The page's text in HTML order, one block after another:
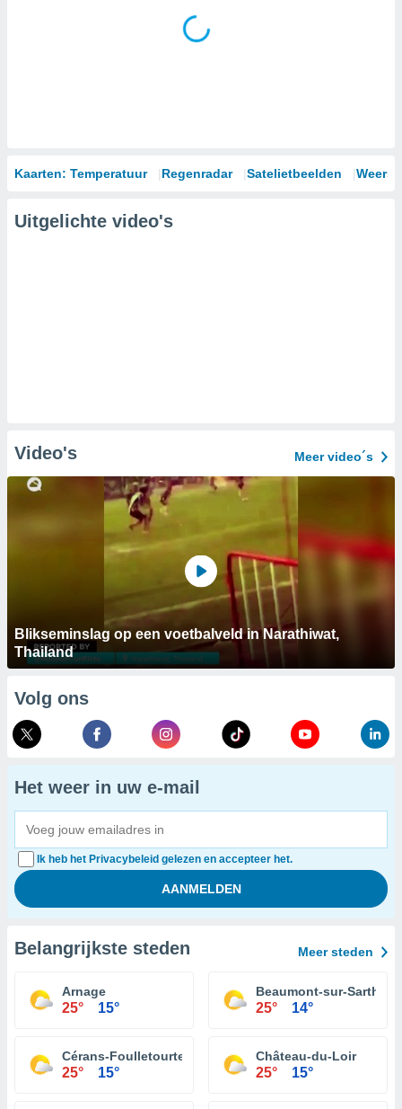
Kaarten: Temperatuur Regenradar Satelietbeelden
Uitgelichte video's
Video's Meer video´s
Blikseminslag op een voetbalveld in Narathiwat,
Thailand
Volg ons
Het weer in uw e-mail
Ik heb het Privacybeleid gelezen en accepteer het.
Belangrijkste steden Meer steden
Arnage
25° 15°
Beaumont-sur-Sarthe
25° 14°
Cérans-Foulletourte
25° 15°
Château-du-Loir
25° 15°